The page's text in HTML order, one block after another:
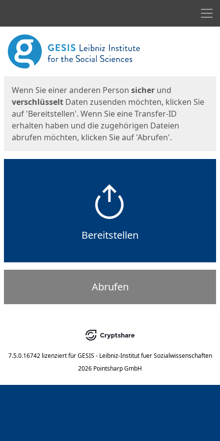
Start
Wenn Sie einer anderen Person sicher und
verschlüsselt Daten zusenden möchten, klicken Sie
auf 'Bereitstellen'. Wenn Sie eine Transfer-ID
erhalten haben und die zugehörigen Dateien
abrufen möchten, klicken Sie auf 'Abrufen'.
Bereitstellen
Abrufen
7.5.0.16742 lizenziert für GESIS - Leibniz-Institut fuer Sozialwissenschaften
2026 Pointsharp GmbH